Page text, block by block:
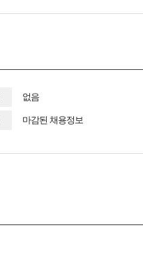
없음
마감된 채용정보